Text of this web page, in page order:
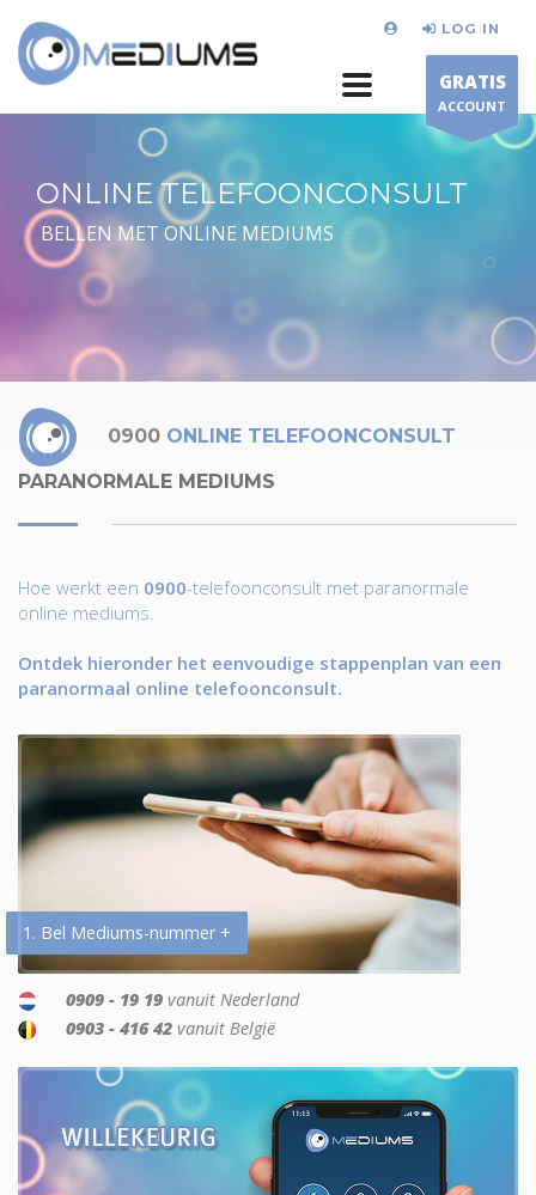
LOG IN
GRATIS
ACCOUNT
ONLINE TELEFOONCONSULT
BELLEN MET ONLINE MEDIUMS
0900 ONLINE TELEFOONCONSULT
PARANORMALE MEDIUMS
Hoe werkt een 0900-telefoonconsult met paranormale
online mediums.
Ontdek hieronder het eenvoudige stappenplan van een
paranormaal online telefoonconsult.
1. Bel Mediums-nummer +
0909 - 19 19 vanuit Nederland
0903 - 416 42 vanuit België